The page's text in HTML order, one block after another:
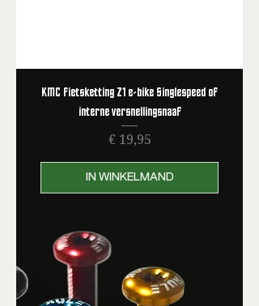
KMC fietsketting Z1 e-bike Singlespeed of
interne versnellingsnaaf
Prijs
€ 19,95
IN WINKELMAND